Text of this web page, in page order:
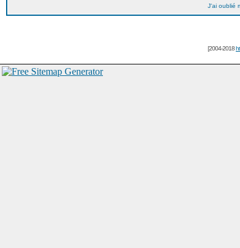
J'ai oublié
[2004-2018